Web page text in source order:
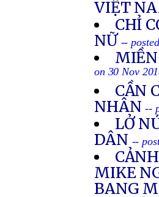
VIỆT
CHỈ
NỮ --
on 30 Nov
CẦN
NHÂN --
LỞ
DÂN --
MIKE
BANG